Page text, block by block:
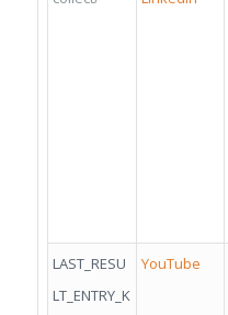
LAST_RESU
LT_ENTRY_K
YouTube